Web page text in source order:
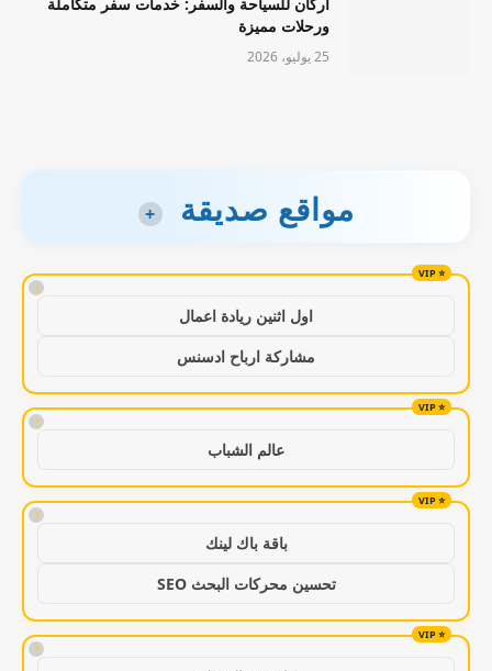
ورحلات مميزة
25 يوليو، 2026
مواقع صديقة +
!
اول اثنين ريادة اعمال
مشاركة ارباح ادسنس
!
عالم الشباب
!
باقة باك لينك
تحسين محركات البحث SEO
!